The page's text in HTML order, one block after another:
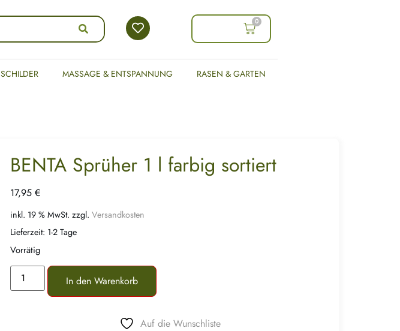
0
SCHILDER MASSAGE & ENTSPANNUNG RASEN & GARTEN
BENTA Sprüher 1 l farbig sortiert
17,95€
inkl. 19 % MwSt. zzgl.Versandkosten
Lieferzeit: 1-2 Tage
Vorrätig
In den Warenkorb
Auf die Wunschliste